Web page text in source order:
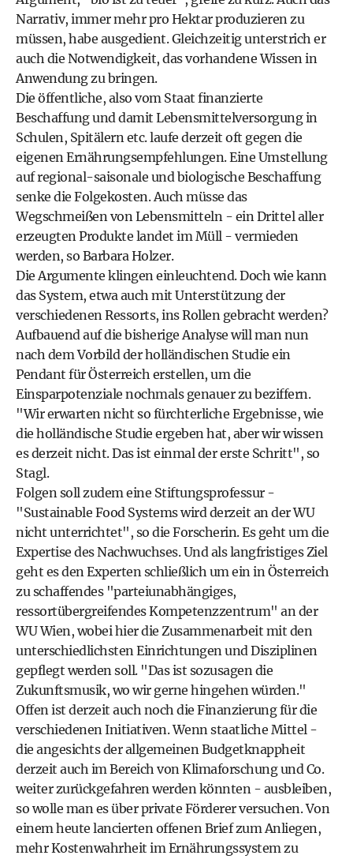
Narrativ, immer mehr pro Hektar produzieren zu
müssen, habe ausgedient. Gleichzeitig unterstrich er
auch die Notwendigkeit, das vorhandene Wissen in
Anwendung zu bringen.
Die öffentliche, also vom Staat finanzierte
Beschaffung und damit Lebensmittelversorgung in
Schulen, Spitälern etc. laufe derzeit oft gegen die
eigenen Ernährungsempfehlungen. Eine Umstellung
auf regional-saisonale und biologische Beschaffung
senke die Folgekosten. Auch müsse das
Wegschmeißen von Lebensmitteln - ein Drittel aller
erzeugten Produkte landet im Müll - vermieden
werden, so Barbara Holzer.
Die Argumente klingen einleuchtend. Doch wie kann
das System, etwa auch mit Unterstützung der
verschiedenen Ressorts, ins Rollen gebracht werden?
Aufbauend auf die bisherige Analyse will man nun
nach dem Vorbild der holländischen Studie ein
Pendant für Österreich erstellen, um die
Einsparpotenziale nochmals genauer zu beziffern.
"Wir erwarten nicht so fürchterliche Ergebnisse, wie
die holländische Studie ergeben hat, aber wir wissen
es derzeit nicht. Das ist einmal der erste Schritt", so
Stagl.
Folgen soll zudem eine Stiftungsprofessur -
"Sustainable Food Systems wird derzeit an der WU
nicht unterrichtet", so die Forscherin. Es geht um die
Expertise des Nachwuchses. Und als langfristiges Ziel
geht es den Experten schließlich um ein in Österreich
zu schaffendes "parteiunabhängiges,
ressortübergreifendes Kompetenzzentrum" an der
WU Wien, wobei hier die Zusammenarbeit mit den
unterschiedlichsten Einrichtungen und Disziplinen
gepflegt werden soll. "Das ist sozusagen die
Zukunftsmusik, wo wir gerne hingehen würden."
Offen ist derzeit auch noch die Finanzierung für die
verschiedenen Initiativen. Wenn staatliche Mittel -
die angesichts der allgemeinen Budgetknappheit
derzeit auch im Bereich von Klimaforschung und Co.
weiter zurückgefahren werden könnten - ausbleiben,
so wolle man es über private Förderer versuchen. Von
einem heute lancierten offenen Brief zum Anliegen,
mehr Kostenwahrheit im Ernährungssystem zu